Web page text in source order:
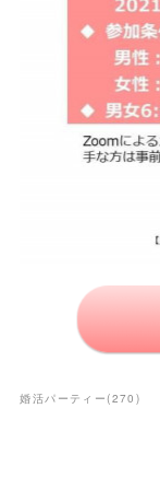
婚活パーティー(270 )